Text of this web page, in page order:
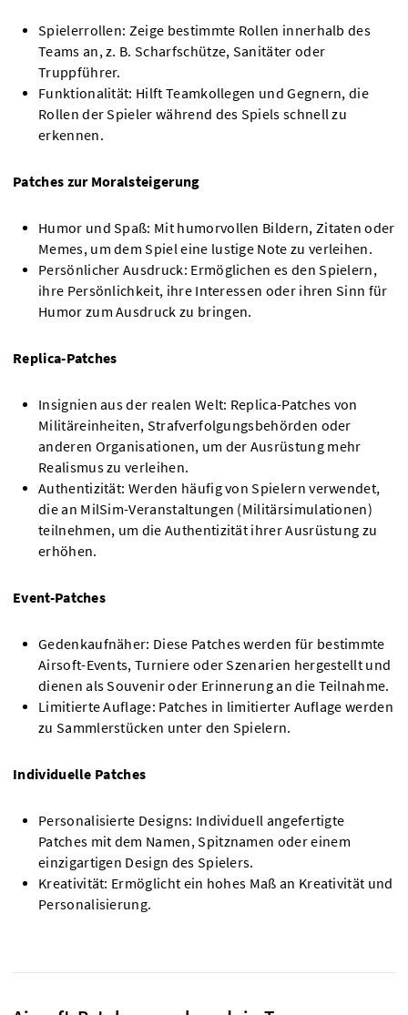
Spielerrollen: Zeige bestimmte Rollen innerhalb des
Teams an, z. B. Scharfschütze, Sanitäter oder
Truppführer.
Funktionalität: Hilft Teamkollegen und Gegnern, die
Rollen der Spieler während des Spiels schnell zu
erkennen.
Patches zur Moralsteigerung
Humor und Spaß: Mit humorvollen Bildern, Zitaten oder
Memes, um dem Spiel eine lustige Note zu verleihen.
Persönlicher Ausdruck: Ermöglichen es den Spielern,
ihre Persönlichkeit, ihre Interessen oder ihren Sinn für
Humor zum Ausdruck zu bringen.
Replica-Patches
Insignien aus der realen Welt: Replica-Patches von
Militäreinheiten, Strafverfolgungsbehörden oder
anderen Organisationen, um der Ausrüstung mehr
Realismus zu verleihen.
Authentizität: Werden häufig von Spielern verwendet,
die an MilSim-Veranstaltungen (Militärsimulationen)
teilnehmen, um die Authentizität ihrer Ausrüstung zu
erhöhen.
Event-Patches
Gedenkaufnäher: Diese Patches werden für bestimmte
Airsoft-Events, Turniere oder Szenarien hergestellt und
dienen als Souvenir oder Erinnerung an die Teilnahme.
Limitierte Auflage: Patches in limitierter Auflage werden
zu Sammlerstücken unter den Spielern.
Individuelle Patches
Personalisierte Designs: Individuell angefertigte
Patches mit dem Namen, Spitznamen oder einem
einzigartigen Design des Spielers.
Kreativität: Ermöglicht ein hohes Maß an Kreativität und
Personalisierung.